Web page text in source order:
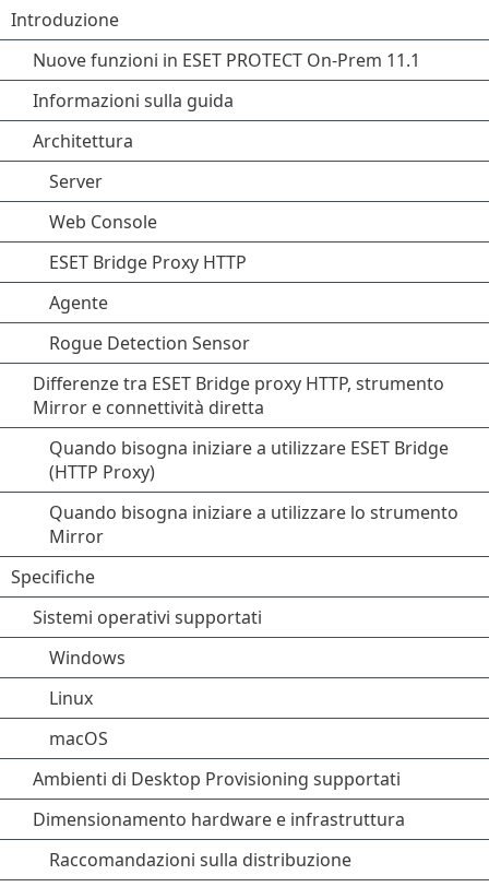
Introduzione
Nuove funzioni in ESET PROTECT On-Prem 11.1
Informazioni sulla guida
Architettura
Server
Web Console
ESET Bridge Proxy HTTP
Agente
Rogue Detection Sensor
Differenze tra ESET Bridge proxy HTTP, strumento
Mirror e connettività diretta
Quando bisogna iniziare a utilizzare ESET Bridge
(HTTP Proxy)
Quando bisogna iniziare a utilizzare lo strumento
Mirror
Specifiche
Sistemi operativi supportati
Windows
Linux
macOS
Ambienti di Desktop Provisioning supportati
Dimensionamento hardware e infrastruttura
Raccomandazioni sulla distribuzione